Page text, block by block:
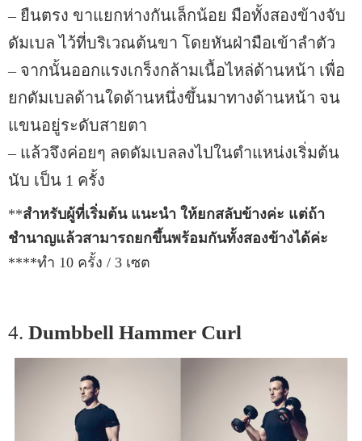
– ยืนตรง ขาแยกห่างกันเล็กน้อย มือทั้งสองข้างจับ
ดัมเบล ไว้ที่บริเวณต้นขา โดยหันฝ่ามือเข้าลำตัว
– จากนั้นออกแรงเกร็งกล้ามเนื้อไหล่ด้านหน้า เพื่อ
ยกดัมเบลด้านใดด้านหนึ่งขึ้นมาทางด้านหน้า จน
แขนอยู่ระดับสายตา
– แล้วจึงค่อยๆ ลดดัมเบลลงไปในตำแหน่งเริ่มต้น
นับ เป็น 1 ครั้ง
**สำหรับผู้ที่เริ่มต้น แนะนำ ให้ยกสลับข้างค่ะ แต่ถ้า
ชำนาญแล้วสามารถยกขึ้นพร้อมกันทั้งสองข้างได้ค่ะ
****ทำ 10 ครั้ง / 3 เซต
4. Dumbbell Hammer Curl